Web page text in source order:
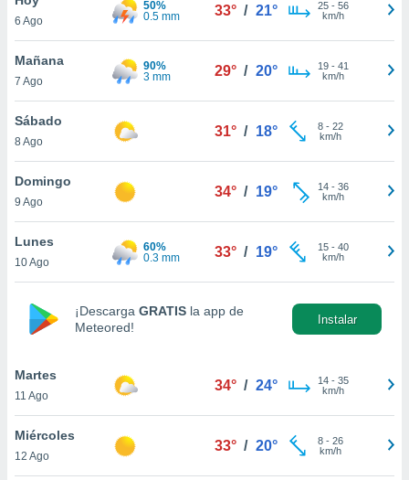
en
más
nuestra
de
aceptar
de
sitio
En
6 Ago
50%
0.5 mm
33° / 21° 25- 56
km/h
Mañana
7 Ago
90%
3 mm
29° / 20° 19- 41
km/h
Sábado
8 Ago
31° / 18° 8- 22
km/h
Domingo
9 Ago
34° / 19° 14- 36
km/h
Lunes
10 Ago
60%
0.3 mm
33° / 19° 15- 40
km/h
¡Descarga GRATIS la app de
Meteored!
Instalar
Martes
11 Ago
34° / 24° 14- 35
km/h
Miércoles
12 Ago
33° / 20° 8- 26
km/h